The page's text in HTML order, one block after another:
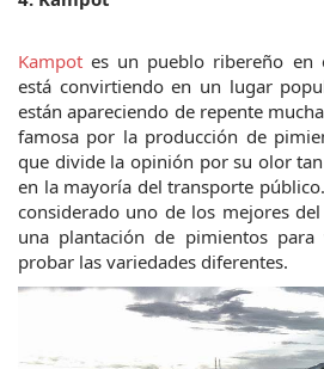
Kampot es un pueblo ribereño en
está convirtiendo en un lugar
están apareciendo de repente
famosa por la producción de
que divide la opinión por su olor
en la mayoría del transporte
considerado uno de los mejores
una plantación de pimientos
probar las variedades diferentes.